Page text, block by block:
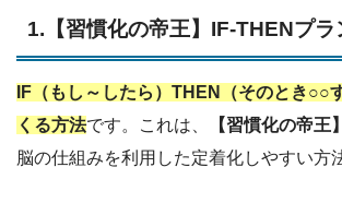
1.【習慣化の帝王】IF-THENプラ
IF（もし～したら）THEN（そのとき○○
くる方法です。これは、 【習慣化の帝王】
脳の仕組みを利用した定着化しやすい方